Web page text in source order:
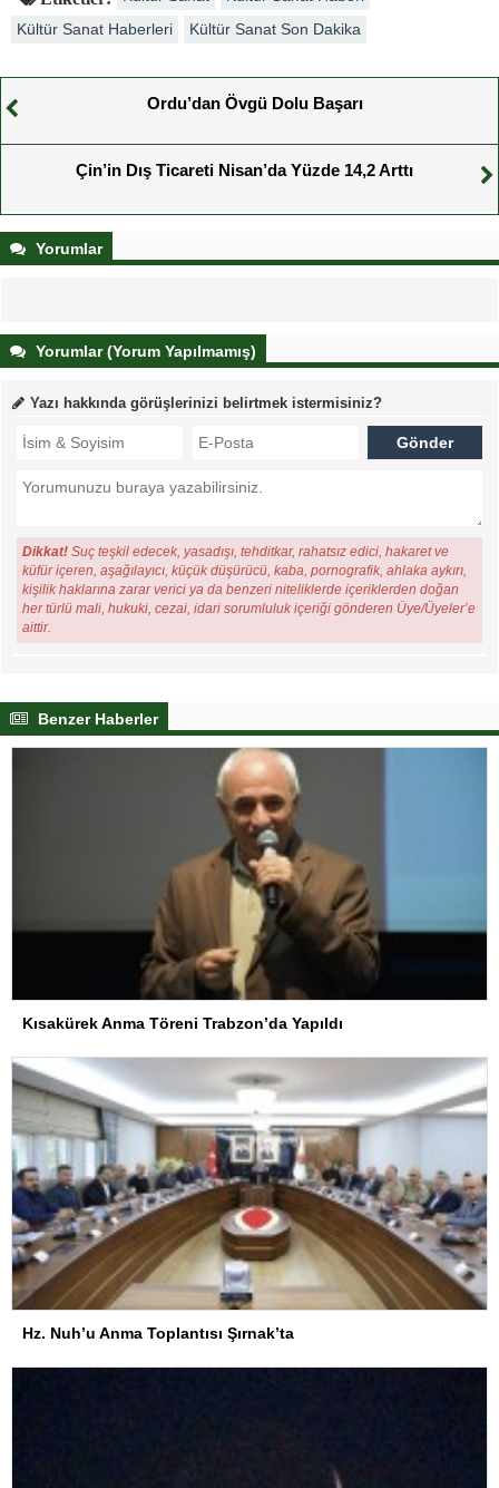
Kültür Sanat Haberleri
Kültür Sanat Son Dakika
Ordu’dan Övgü Dolu Başarı
Çin’in Dış Ticareti Nisan’da Yüzde 14,2 Arttı
Yorumlar
Yorumlar (Yorum Yapılmamış)
Yazı hakkında görüşlerinizi belirtmek istermisiniz?
Dikkat! Suç teşkil edecek, yasadışı, tehditkar, rahatsız edici, hakaret ve
küfür içeren, aşağılayıcı, küçük düşürücü, kaba, pornografik, ahlaka aykırı,
kişilik haklarına zarar verici ya da benzeri niteliklerde içeriklerden doğan
her türlü mali, hukuki, cezai, idari sorumluluk içeriği gönderen Üye/Üyeler’e
aittir.
Benzer Haberler
Kısakürek Anma Töreni Trabzon’da Yapıldı
Hz. Nuh’u Anma Toplantısı Şırnak’ta